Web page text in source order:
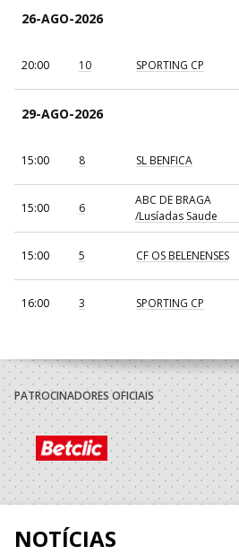
26-AGO-2026
20:00 10 SPORTING CP
29-AGO-2026
15:00 8 SL BENFICA
15:00 6
ABC DE BRAGA
/Lusíadas Saude
15:00 5 CF OS BELENENSES
16:00 3 SPORTING CP
18:00 7
AVANCA
/Bioria/Bondalti
19:00 139 JUVE LIS
19:00 135 SL BENFICA
30-AGO-2026
PATROCINADORES OFICIAIS
NOTÍCIAS